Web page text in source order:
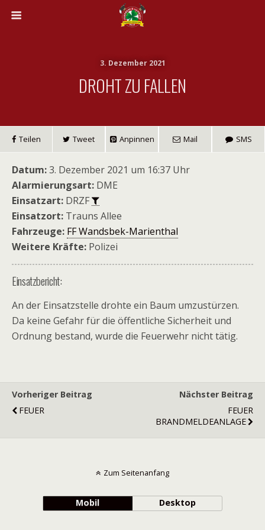
3. Dezember 2021
DROHT ZU FALLEN
Teilen Tweet Anpinnen Mail SMS
Datum:3. Dezember 2021 um 16:37 Uhr
Alarmierungsart: DME
Einsatzart: DRZF
Einsatzort: Trauns Allee
Fahrzeuge: FF Wandsbek-Marienthal
Weitere Kräfte: Polizei
Einsatzbericht:
An der Einsatzstelle drohte ein Baum umzustürzen.
Da keine Gefahr für die öffentliche Sicherheit und
Ordnung bestand, wurde die Feuerwehr nicht tätig.
Vorheriger Beitrag
FEUER
Nächster Beitrag
FEUER
BRANDMELDEANLAGE
Zum Seitenanfang
Mobil Desktop